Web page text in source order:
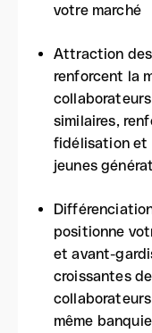
votre marché
Attraction des
renforcent la
similaires,
fidélisation et
jeunes
positionne
et avant-
croissantes
même